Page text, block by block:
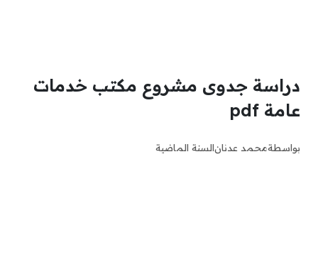
دراسة جدوى مشروع مكتب خدمات
عامة pdf
بواسطةمحمد عدنانالسنة الماضية